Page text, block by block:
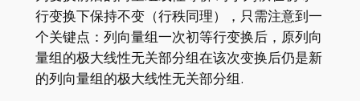
行变换下保持不变（行秩同理），只需注意到一
个关键点：列向量组一次初等行变换后，原列向
量组的极大线性无关部分组在该次变换后仍是新
的列向量组的极大线性无关部分组.